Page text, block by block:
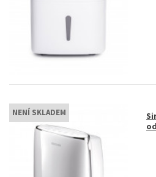
NENÍ SKLADEM